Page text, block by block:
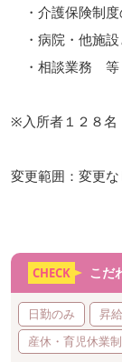
・介護保険制度
・病院・他施設
・相談業務 等
※入所者１２８名
変更範囲：変更な
CHECK こだ
日勤のみ 昇
産休・育児休業